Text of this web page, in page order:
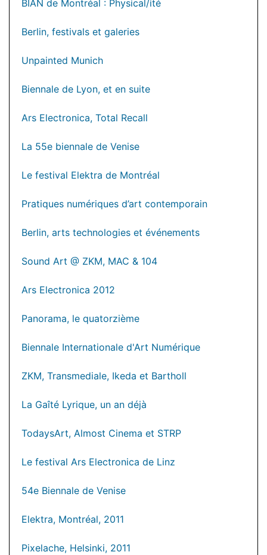
BIAN de Montréal : Physical/ité
Berlin, festivals et galeries
Unpainted Munich
Biennale de Lyon, et en suite
Ars Electronica, Total Recall
La 55e biennale de Venise
Le festival Elektra de Montréal
Pratiques numériques d’art contemporain
Berlin, arts technologies et événements
Sound Art @ ZKM, MAC & 104
Ars Electronica 2012
Panorama, le quatorzième
Biennale Internationale d'Art Numérique
ZKM, Transmediale, Ikeda et Bartholl
La Gaîté Lyrique, un an déjà
TodaysArt, Almost Cinema et STRP
Le festival Ars Electronica de Linz
54e Biennale de Venise
Elektra, Montréal, 2011
Pixelache, Helsinki, 2011